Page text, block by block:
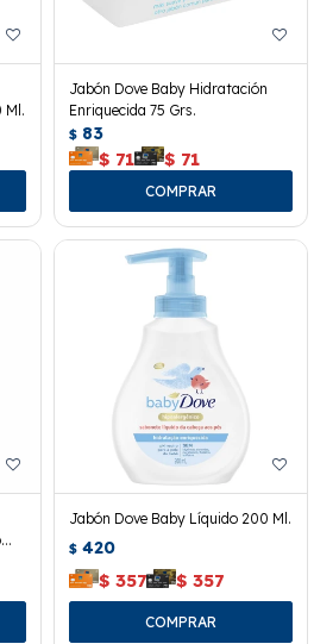
Ml.
Jabón Dove Baby Hidratación
Enriquecida 75 Grs.
$ 83
$ 71 $ 71
Jabón Dove Baby Líquido 200 Ml.
$ 420
$ 357 $ 357